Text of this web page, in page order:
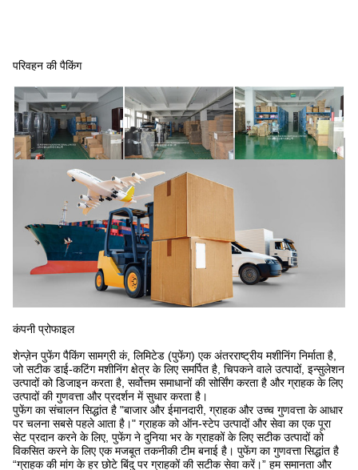
परिवहन की पैकिंग
कंपनी प्रोफाइल
शेन्ज़ेन पुफेंग पैकिंग सामग्री कं, लिमिटेड (पुफेंग) एक अंतरराष्ट्रीय मशीनिंग निर्माता है,
जो सटीक डाई-कटिंग मशीनिंग क्षेत्र के लिए समर्पित है, चिपकने वाले उत्पादों, इन्सुलेशन
उत्पादों को डिजाइन करता है, सर्वोत्तम समाधानों की सोर्सिंग करता है और ग्राहक के लिए
उत्पादों की गुणवत्ता और प्रदर्शन में सुधार करता है।
पुफेंग का संचालन सिद्धांत है "बाजार और ईमानदारी, ग्राहक और उच्च गुणवत्ता के आधार
पर चलना सबसे पहले आता है।" ग्राहक को ऑन-स्टेप उत्पादों और सेवा का एक पूरा
सेट प्रदान करने के लिए, पुफेंग ने दुनिया भर के ग्राहकों के लिए सटीक उत्पादों को
विकसित करने के लिए एक मजबूत तकनीकी टीम बनाई है। पुफेंग का गुणवत्ता सिद्धांत है
“ग्राहक की मांग के हर छोटे बिंदु पर ग्राहकों की सटीक सेवा करें।” हम समानता और